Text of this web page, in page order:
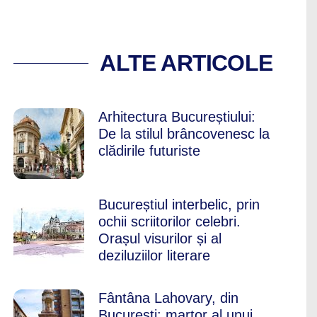
ȘI DE
ALTE ARTICOLE
Arhitectura Bucureștiului:
De la stilul brâncovenesc la
clădirile futuriste
Bucureștiul interbelic, prin
ochii scriitorilor celebri.
Orașul visurilor și al
deziluziilor literare
Fântâna Lahovary, din